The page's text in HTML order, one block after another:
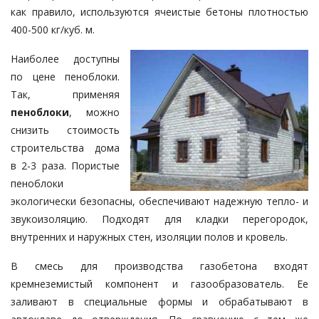
как правило, используются ячеистые бетоны плотностью
400-500 кг/куб. м.
Наиболее доступны
по цене пеноблоки.
Так, применяя
пеноблоки, можно
снизить стоимость
строительства дома
в 2-3 раза. Пористые
пеноблоки
экологически безопасны, обеспечивают надежную тепло- и
звукоизоляцию. Подходят для кладки перегородок,
внутренних и наружных стен, изоляции полов и кровель.
В смесь для производства газобетона входят
кремнеземистый компонент и газообразователь. Ее
заливают в специальные формы и обрабатывают в